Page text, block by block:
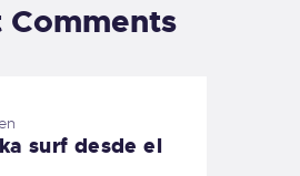
Comments
surf desde el